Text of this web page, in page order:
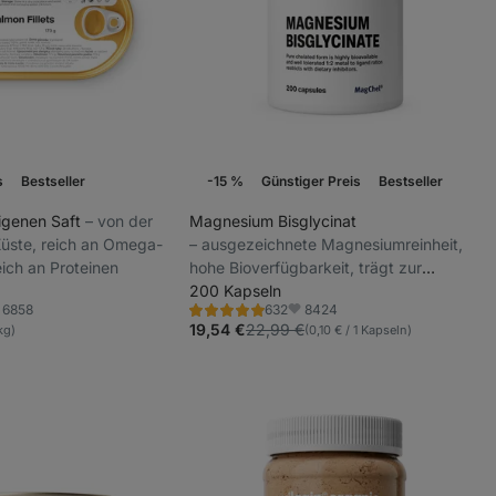
Bestseller
Saft ⁠–⁠ von der
reich an Omega-
an Proteinen
6858
-15 % Günstiger Preis Bestseller
Wochenaktion
Magnesium Bisglycinat
⁠–⁠ ausgezeichnete Magnesiumreinheit,
hohe Bioverfügbarkeit, trägt zur
normalen Funktion der Muskeln und des
Nervensystems bei,
Nahrungsergänzungsmittel
200 Kapseln
632
Bewertung
4.9/5,
632
Favoriten
8424
19,54 €22,99 €(0,10 € / 1 Kapseln)